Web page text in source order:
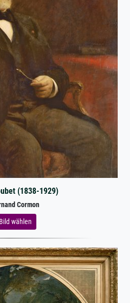
(1838-1929)
Cormon
Bild wählen